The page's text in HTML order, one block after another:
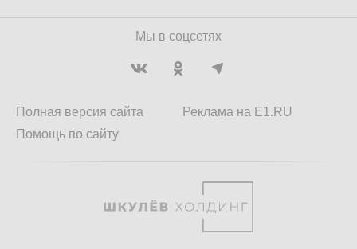
Мы в соцсетях
Полная версия сайта
Помощь по сайту
Реклама на E1.RU